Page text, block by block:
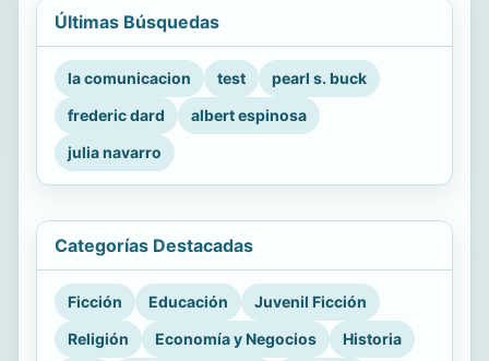
Últimas Búsquedas
la comunicacion test
pearl s. buck
frederic dard
albert espinosa
julia navarro
Categorías Destacadas
Ficción Educación
Juvenil Ficción
Religión
Economía y Negocios
Historia